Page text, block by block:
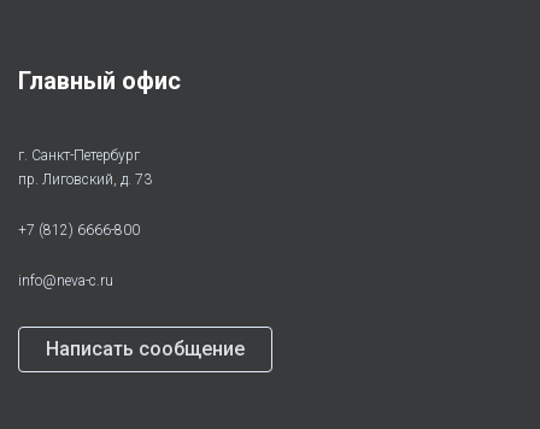
Главный офис
г. Санкт-Петербург
пр. Лиговский, д. 73
+7 (812) 6666-800
info@neva-c.ru
Написать сообщение